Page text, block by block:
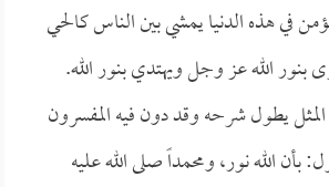
فالمؤمن في هذه الدنيا يمشي بين الناس كالحي
بنور الله عز وجل ويهتدي بنور الله.
يطول شرحه وقد دون فيه المفسرون
بأن الله نور، ومحمداً صلى الله عليه